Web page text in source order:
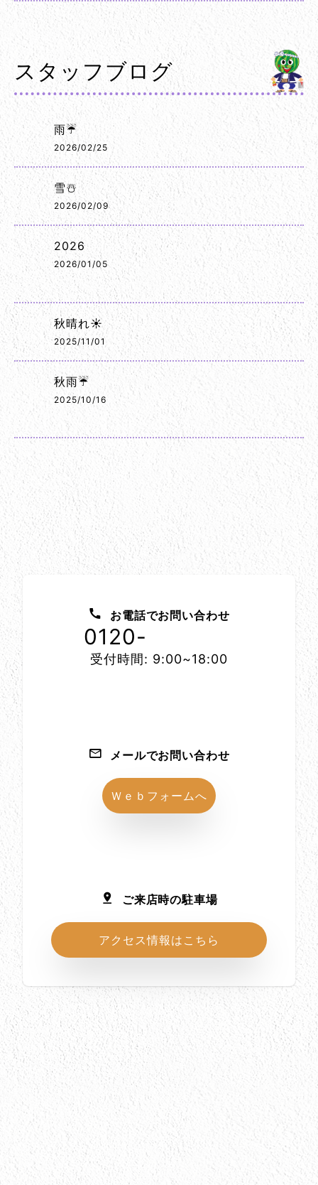
スタッフブログ
雨☔
2026/02/25
雪☃️
2026/02/09
2026
2026/01/05
秋晴れ☀️
2025/11/01
秋雨☔
2025/10/16
お電話でお問い合わせ
0120-
受付時間: 9:00~18:00
メールでお問い合わせ
Ｗｅｂフォームへ
ご来店時の駐車場
アクセス情報はこちら
所在地